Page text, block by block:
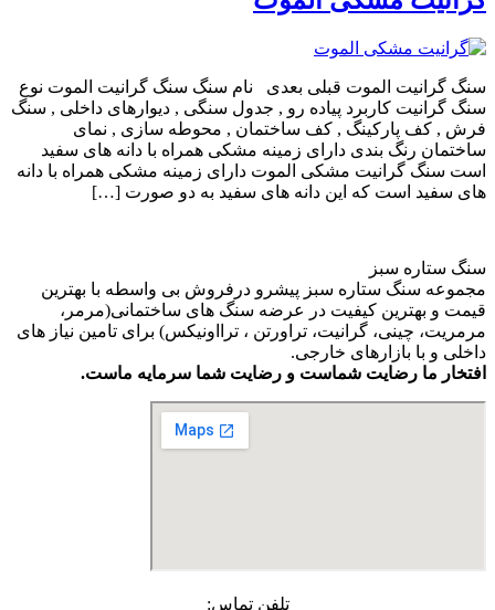
سنگ گرانیت الموت قبلی بعدی نام سنگ سنگ گرانیت الموت نوع
سنگ گرانیت کاربرد پیاده رو , جدول سنگی , دیوارهای داخلی , سنگ
فرش , کف پارکینگ , کف ساختمان , محوطه سازی , نمای
ساختمان رنگ بندی دارای زمینه مشکی همراه با دانه های سفید
است سنگ گرانیت مشکی الموت دارای زمینه مشکی همراه با دانه
های سفید است که این دانه های سفید به دو صورت […]
سنگ ستاره سبز
مجموعه سنگ ستاره سبز پیشرو درفروش بی واسطه با بهترین
قیمت و بهترین کیفیت در عرضه سنگ های ساختمانی(مرمر،
مرمریت، چینی، گرانیت، تراورتن ، ترااونیکس) برای تامین نیاز های
داخلی و با بازارهای خارجی.
افتخار ما رضایت شماست و رضایت شما سرمایه ماست.
تلفن تماس: